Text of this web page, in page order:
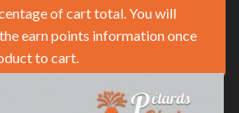
of cart total. You will
earn points information once
to cart.